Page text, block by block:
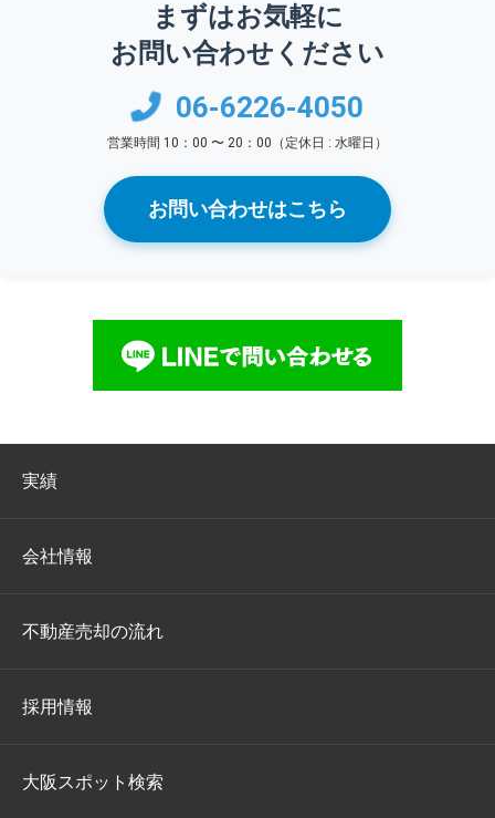
まずはお気軽に
お問い合わせください
06-6226-4050
営業時間 10：00 〜 20：00（定休日 : 水曜日）
お問い合わせはこちら
実績
会社情報
不動産売却の流れ
採用情報
大阪スポット検索